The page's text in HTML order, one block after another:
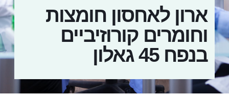
ארון לאחסון חומצות
וחומרים קורוזיביים
בנפח 45 גאלון